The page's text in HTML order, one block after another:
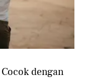
dengan